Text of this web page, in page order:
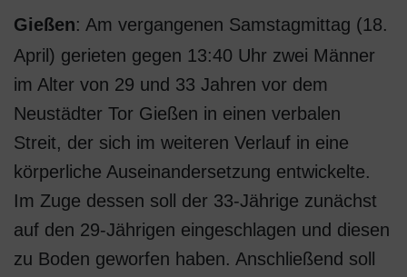
Gießen: Am vergangenen Samstagmittag (18.
April) gerieten gegen 13:40 Uhr zwei Männer
im Alter von 29 und 33 Jahren vor dem
Neustädter Tor Gießen in einen verbalen
Streit, der sich im weiteren Verlauf in eine
körperliche Auseinandersetzung entwickelte.
Im Zuge dessen soll der 33-Jährige zunächst
auf den 29-Jährigen eingeschlagen und diesen
zu Boden geworfen haben. Anschließend soll